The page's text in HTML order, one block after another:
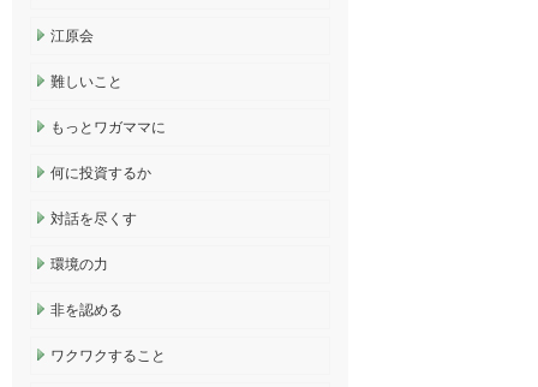
江原会
難しいこと
もっとワガママに
何に投資するか
対話を尽くす
環境の力
非を認める
ワクワクすること